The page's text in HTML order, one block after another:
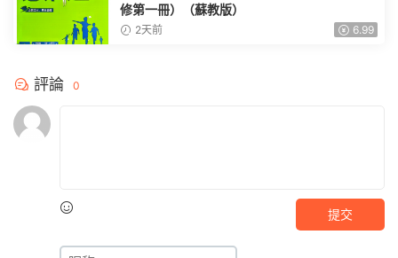
修第一冊）（蘇教版）
2天前 6.99
評論 0
提交